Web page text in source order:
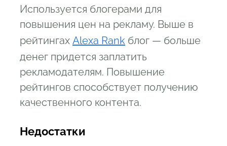
Используется блогерами для
повышения цен на рекламу. Выше в
рейтингах Alexa Rank блог — больше
денег придется заплатить
рекламодателям. Повышение
рейтингов способствует получению
качественного контента.
Недостатки